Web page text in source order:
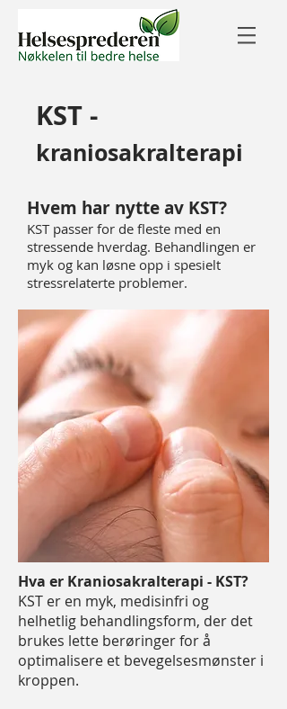
KST -
kraniosakralterapi
Hvem har nytte av KST?
KST passer for de fleste med en
stressende hverdag. Behandlingen er
myk og kan løsne opp i spesielt
stressrelaterte problemer.
Hva er Kraniosakralterapi - KST?
KST er en myk, medisinfri og
helhetlig behandlingsform, der det
brukes lette berøringer for å
optimalisere et bevegelsesmønster i
kroppen.